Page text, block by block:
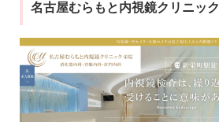
名古屋むらもと内視鏡クリニック